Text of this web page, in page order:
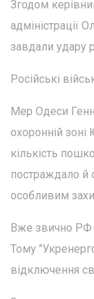
Згодом
адміністрації
завдали удару
Російські
Мер Одеси
охоронній
кількість
постраждало й
особливим
Вже звично РФ
Тому
відключення